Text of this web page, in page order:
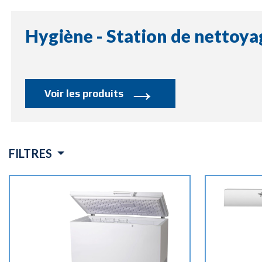
Hygiène - Station de
Voir les produits →
FILTRES